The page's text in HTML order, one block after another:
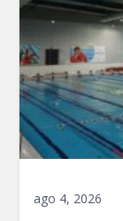
ago 4, 2026